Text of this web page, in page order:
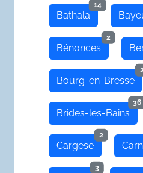
Bathala
14
Bénonces
2
Bourg-en-Bresse
Brides-les-Bains
36
Cargese
2
3